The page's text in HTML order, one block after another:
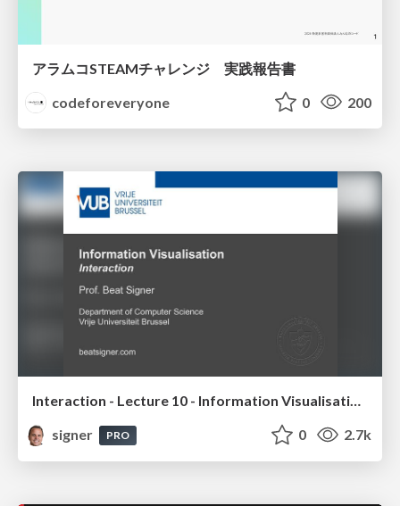
アラムコSTEAMチャレンジ 実践報告書
codeforeveryone
0 200
Interaction - Lecture 10 - Information Visualisation (4019538FNR)
signer
PRO 0 2.7k